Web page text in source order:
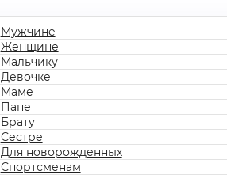
Мужчине
Женщине
Мальчику
Девочке
Маме
Папе
Брату
Сестре
Для новорожденных
Спортсменам